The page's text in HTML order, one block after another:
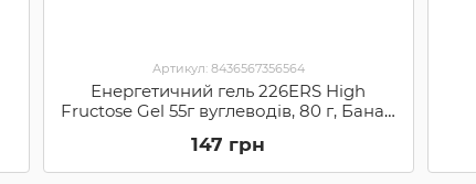
Артикул: 8436567356564
Енергетичний гель 226ERS High
Fructose Gel 55г вуглеводів, 80 г, Банан
147 грн